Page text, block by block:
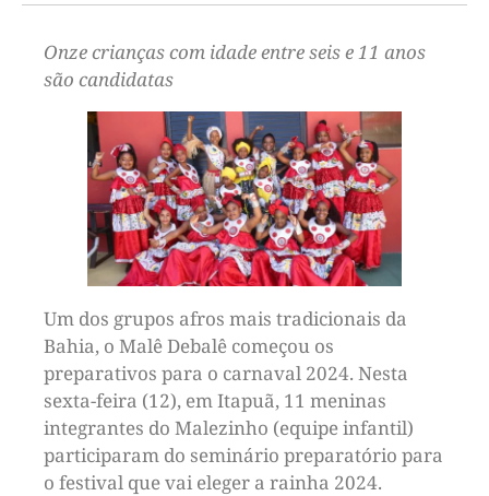
Onze crianças com idade entre seis e 11 anos
são candidatas
Um dos grupos afros mais tradicionais da
Bahia, o Malê Debalê começou os
preparativos para o carnaval 2024. Nesta
sexta-feira (12), em Itapuã, 11 meninas
integrantes do Malezinho (equipe infantil)
participaram do seminário preparatório para
o festival que vai eleger a rainha 2024.